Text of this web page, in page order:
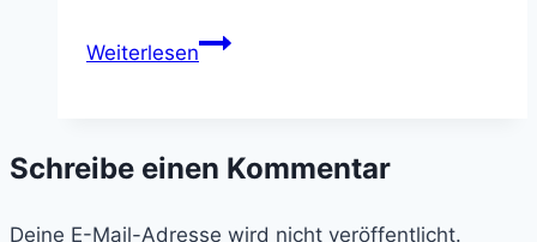
WeiterlesenNeues
Wechseljahren
Schreibe einen Kommentar
Deine E-Mail-Adresse wird nicht veröffentlicht.